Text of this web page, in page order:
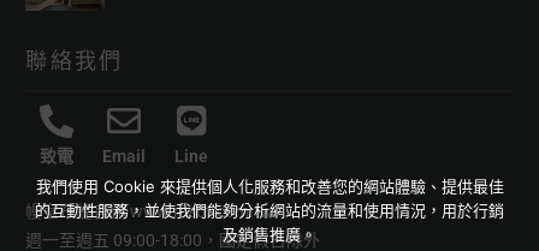
聯絡我們
致電 Email Line
幔室布緹官網www.msbt.com.tw
週一至週五 09:00-18:00，國定假日除外
我們使用 Cookie 來提供個人化服務和改善您的網站體驗、提供最佳
的互動性服務，並使我們能夠分析網站的流量和使用情況，用於行銷
及銷售推廣。